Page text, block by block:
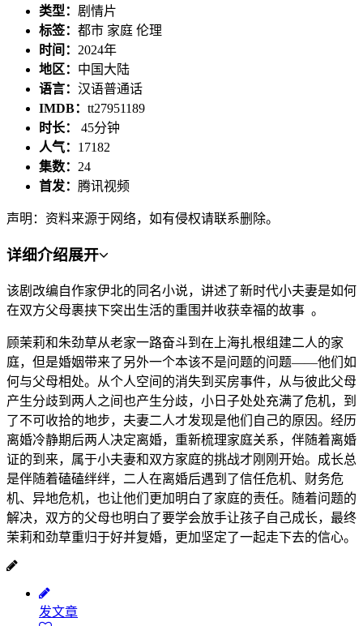
类型： 剧情片
标签： 都市 家庭 伦理
时间： 2024年
地区： 中国大陆
语言： 汉语普通话
IMDB： tt27951189
时长： 45分钟
人气： 17182
集数： 24
首发： 腾讯视频
声明：资料来源于网络，如有侵权请联系删除。
详细介绍展开
该剧改编自作家伊北的同名小说，讲述了新时代小夫妻是如何
在双方父母裹挟下突出生活的重围并收获幸福的故事 。
顾茉莉和朱劲草从老家一路奋斗到在上海扎根组建二人的家
庭，但是婚姻带来了另外一个本该不是问题的问题——他们如
何与父母相处。从个人空间的消失到买房事件，从与彼此父母
产生分歧到两人之间也产生分歧，小日子处处充满了危机，到
了不可收拾的地步，夫妻二人才发现是他们自己的原因。经历
离婚冷静期后两人决定离婚，重新梳理家庭关系，伴随着离婚
证的到来，属于小夫妻和双方家庭的挑战才刚刚开始。成长总
是伴随着磕磕绊绊，二人在离婚后遇到了信任危机、财务危
机、异地危机，也让他们更加明白了家庭的责任。随着问题的
解决，双方的父母也明白了要学会放手让孩子自己成长，最终
茉莉和劲草重归于好并复婚，更加坚定了一起走下去的信心。
发文章